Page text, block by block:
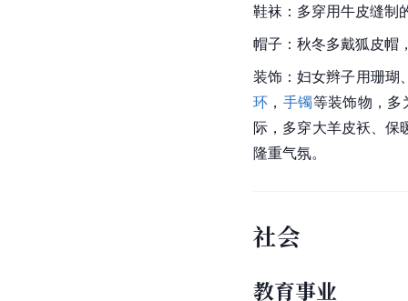
鞋袜：多穿用牛皮缝制
帽子：秋冬多戴狐皮帽
装饰：妇女辫子用珊瑚
环 ， 手镯等装饰物，多
际，多穿大羊皮袄、保
隆重气氛。
社会
教育事业